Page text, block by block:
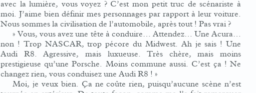
avec la lumière, vous voyez ? C’est mon petit truc de scénariste à
moi. J’aime bien définir mes personnages par rapport à leur voiture.
Nous sommes la civilisation de l’automobile, après tout ! Pas vrai ?
» Vous, vous avez une tête à conduire… Attendez… Une Acura…
non ! Trop NASCAR, trop pécore du Midwest. Ah je sais ! Une
Audi R8. Agressive, mais luxueuse. Très chère, mais moins
prestigieuse qu’une Porsche. Moins commune aussi. C’est ça ! Ne
changez rien, vous conduisez une Audi R8 ! »
Moi, je veux bien. Ça ne coûte rien, puisqu’aucune scène n’est